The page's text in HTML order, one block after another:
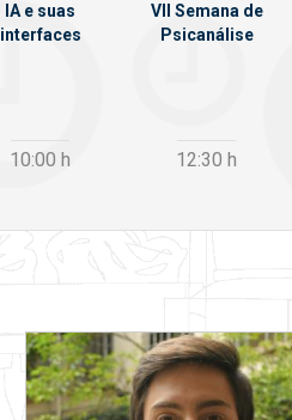
IA e suas
interfaces
10:00 h
VII Semana de
Psicanálise
12:30 h